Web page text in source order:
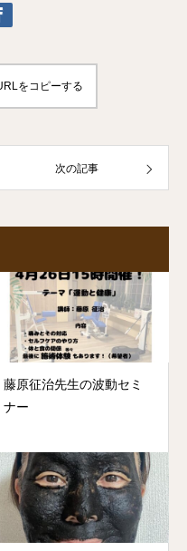
をコピーする
次の記事
藤原征治先生の波動セミ
ナー